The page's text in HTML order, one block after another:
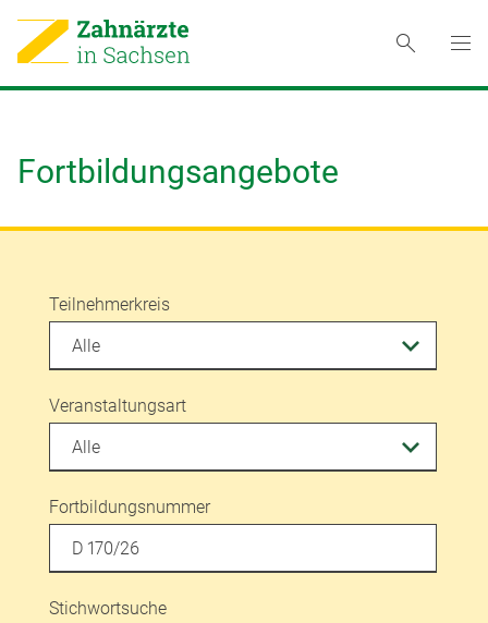
Fortbildungsangebote
Teilnehmerkreis
Veranstaltungsart
Fortbildungsnummer
Stichwortsuche